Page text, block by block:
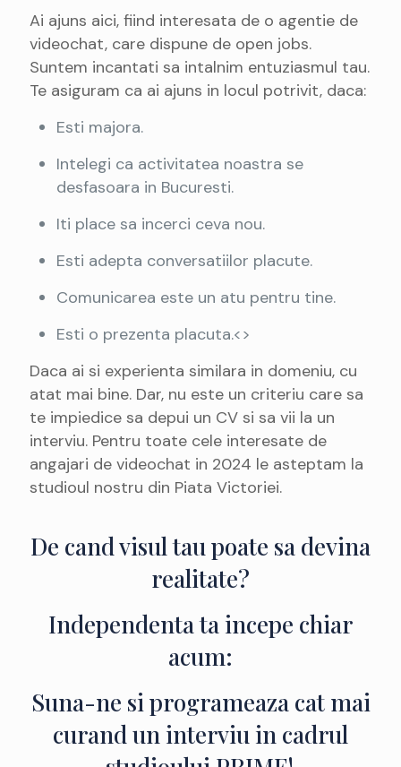
Ai ajuns aici, fiind interesata de o agentie de
videochat, care dispune de open jobs.
Suntem incantati sa intalnim entuziasmul tau.
Te asiguram ca ai ajuns in locul potrivit, daca:
Esti majora.
Intelegi ca activitatea noastra se
desfasoara in Bucuresti.
Iti place sa incerci ceva nou.
Esti adepta conversatiilor placute.
Comunicarea este un atu pentru tine.
Esti o prezenta placuta.<>
Daca ai si experienta similara in domeniu, cu
atat mai bine. Dar, nu este un criteriu care sa
te impiedice sa depui un CV si sa vii la un
interviu. Pentru toate cele interesate de
angajari de videochat in 2024 le asteptam la
studioul nostru din Piata Victoriei.
De cand visul tau poate sa devina
realitate?
Independenta ta incepe chiar
acum:
Suna-ne si programeaza cat mai
curand un interviu in cadrul